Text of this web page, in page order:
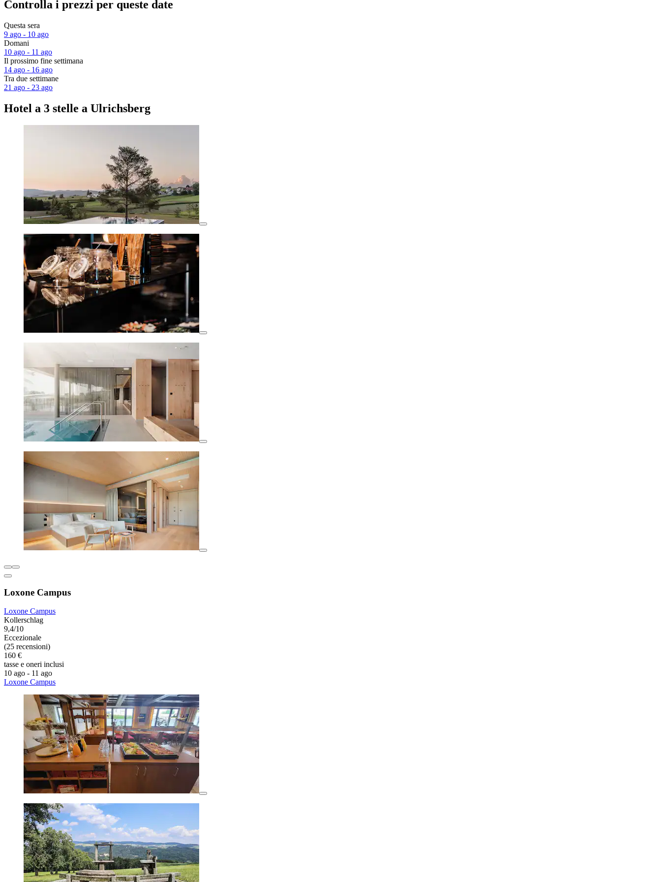
Controlla i prezzi per queste date
Questa sera
9 ago - 10 ago
Domani
10 ago - 11 ago
Il prossimo fine settimana
14 ago - 16 ago
Tra due settimane
21 ago - 23 ago
Hotel a 3 stelle a Ulrichsberg
Loxone Campus
Loxone Campus
Kollerschlag
9,4/10
Eccezionale
(25 recensioni)
160 €
tasse e oneri inclusi
10 ago - 11 ago
Loxone Campus